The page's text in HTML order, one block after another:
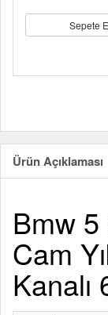
Sepete
Ürün Açıklaması
Bmw
Cam
Kanalı